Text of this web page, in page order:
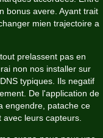
bonus avere. Ayant trait
mien trajectoire a
prelassent pas en
non nos installer sur
typiques. Ils negatif
De l'application de
engendre, patache ce
leurs capteurs.